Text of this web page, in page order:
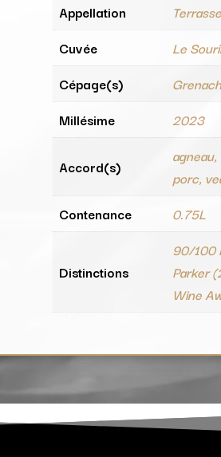
Appellation
Cuvée
Le
Cépage(s)
Millésime
2023
Accord(s)
porc,
Contenance
0.75L
Distinctions
90/100
Parker
Wine